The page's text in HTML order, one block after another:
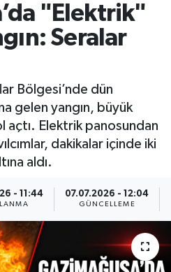
"Elektrik"
Seralar
Bölgesi’nde dün
gelen yangın, büyük
açtı. Elektrik panosundan
dakikalar içinde iki
aldı.
- 11:44 07.07.2026 - 12:04
GÜNCELLEME